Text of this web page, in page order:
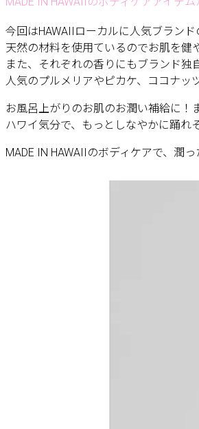
今回はHAWAIIローカルに人気ブラン
天然の材料を使用ているのでお肌を健
また、それぞれの香りにもブランド独
人気のプルメリアやピカケ、ココナッ
お風呂上がりのお肌のお潤い補給に
ハワイ気分で、もっとしなやかに踊れ
MADE IN HAWAIIのボディケアで、潤